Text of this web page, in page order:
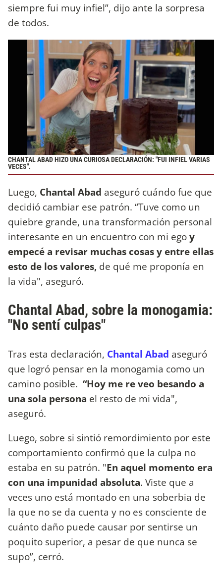
siempre fui muy infiel”, dijo ante la sorpresa
de todos.
CHANTAL ABAD HIZO UNA CURIOSA DECLARACIÓN: "FUI INFIEL VARIAS
VECES".
Luego, Chantal Abad aseguró cuándo fue que
decidió cambiar ese patrón. “Tuve como un
quiebre grande, una transformación personal
interesante en un encuentro con mi egoy
empecé a revisar muchas cosas y entre ellas
esto de los valores, de qué me proponía en
la vida", aseguró.
Chantal Abad, sobre la monogamia:
"No sentí culpas"
Tras esta declaración, Chantal Abad aseguró
que logró pensar en la monogamia como un
camino posible. “Hoy me re veo besando a
una sola persona el resto de mi vida",
aseguró.
Luego, sobre si sintió remordimiento por este
comportamiento confirmó que la culpa no
estaba en su patrón. "En aquel momento era
con una impunidad absoluta. Viste que a
veces uno está montado en una soberbia de
la que no se da cuenta y no es consciente de
cuánto daño puede causar por sentirse un
poquito superior, a pesar de que nunca se
supo”, cerró.